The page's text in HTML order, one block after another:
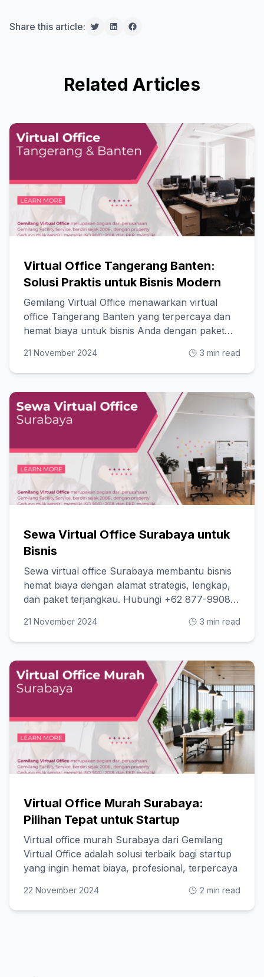
Share this article:
Related Articles
Virtual Office Tangerang Banten:
Solusi Praktis untuk Bisnis Modern
Gemilang Virtual Office menawarkan virtual
office Tangerang Banten yang terpercaya dan
hemat biaya untuk bisnis Anda dengan paket
21 November 2024 3 min read
Sewa Virtual Office Surabaya untuk
Bisnis
Sewa virtual office Surabaya membantu bisnis
hemat biaya dengan alamat strategis, lengkap,
dan paket terjangkau. Hubungi +62 877-9908-
21 November 2024 3 min read
Virtual Office Murah Surabaya:
Pilihan Tepat untuk Startup
Virtual office murah Surabaya dari Gemilang
Virtual Office adalah solusi terbaik bagi startup
yang ingin hemat biaya, profesional, terpercaya
22 November 2024 2 min read